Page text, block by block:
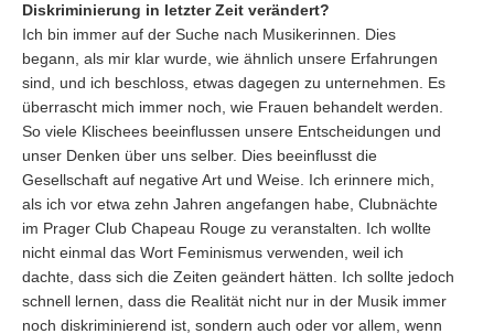
Diskriminierung in letzter Zeit verändert?
Ich bin immer auf der Suche nach Musikerinnen. Dies
begann, als mir klar wurde, wie ähnlich unsere Erfahrungen
sind, und ich beschloss, etwas dagegen zu unternehmen. Es
überrascht mich immer noch, wie Frauen behandelt werden.
So viele Klischees beeinflussen unsere Entscheidungen und
unser Denken über uns selber. Dies beeinflusst die
Gesellschaft auf negative Art und Weise. Ich erinnere mich,
als ich vor etwa zehn Jahren angefangen habe, Clubnächte
im Prager Club Chapeau Rouge zu veranstalten. Ich wollte
nicht einmal das Wort Feminismus verwenden, weil ich
dachte, dass sich die Zeiten geändert hätten. Ich sollte jedoch
schnell lernen, dass die Realität nicht nur in der Musik immer
noch diskriminierend ist, sondern auch oder vor allem, wenn